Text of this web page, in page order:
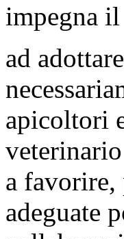
impegna
ad
apicoltori
a
adeguate